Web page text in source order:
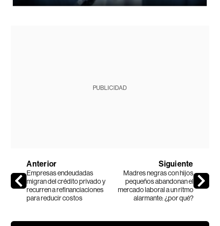
PUBLICIDAD
Anterior
Empresas endeudadas
migran del crédito privado y
recurren a refinanciaciones
para reducir costos
Siguiente
Madres negras con hijos
pequeños abandonan el
mercado laboral a un ritmo
alarmante: ¿por qué?